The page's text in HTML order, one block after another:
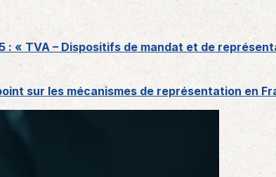
: « TVA – Dispositifs de mandat et de
sur les mécanismes de représentation en